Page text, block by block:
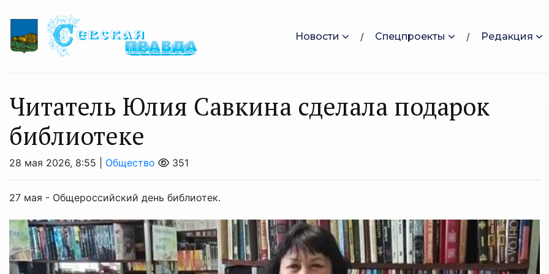
Новости Спецпроекты Редакция
Читатель Юлия Савкина сделала подарок
библиотеке
28 мая 2026, 8:55 | Общество 351
27 мая - Общероссийский день библиотек.